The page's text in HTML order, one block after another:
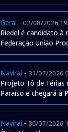
Geral - 02/08/2026
Riedel é candidato à
Federação União
Naviraí- 31/07/2026
Projeto Tô de Férias
Paraíso e chegará à
Naviraí- 30/07/2026